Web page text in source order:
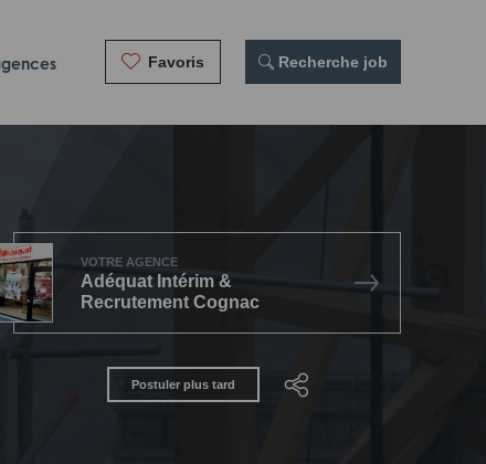
Favoris Recherche job
VOTRE AGENCE
Adéquat Intérim &
Recrutement Cognac
Postuler plus tard